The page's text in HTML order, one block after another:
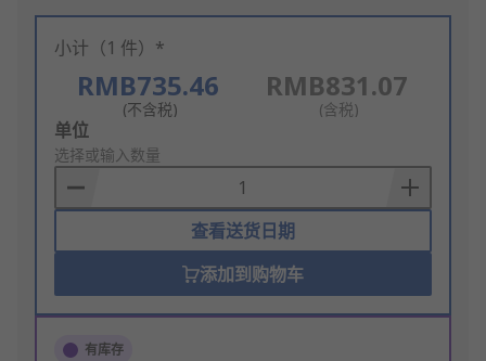
小计（1 件）*
RMB735.46
(不含税)
RMB831.07
(含税)
Add
to
Basket
单位
选择或输入数量
查看送货日期
添加到购物车
有库存